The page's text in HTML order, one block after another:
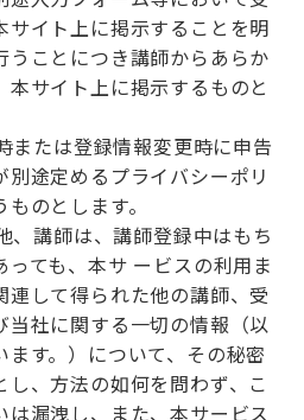
イト上に掲示することを明
うことにつき講師からあらか
本サイト上に掲示するものと
または登録情報変更時に申告
別途定めるプライバシーポリ
のとします。
、講師は、講師登録中はもち
ても、本サ ービスの利用ま
連して得られた他の講師、受
社に関する一切の情報（以
す。）について、その秘密
、方法の如何を問わず、こ
漏洩し、また、本サービス